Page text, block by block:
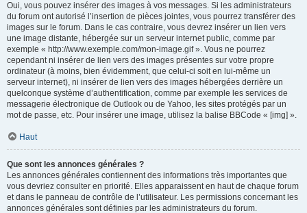
Oui, vous pouvez insérer des images à vos messages. Si les administrateurs
du forum ont autorisé l’insertion de pièces jointes, vous pourrez transférer des
images sur le forum. Dans le cas contraire, vous devrez insérer un lien vers
une image distante, hébergée sur un serveur internet public, comme par
exemple « http://www.exemple.com/mon-image.gif ». Vous ne pourrez
cependant ni insérer de lien vers des images présentes sur votre propre
ordinateur (à moins, bien évidemment, que celui-ci soit en lui-même un
serveur internet), ni insérer de lien vers des images hébergées derrière un
quelconque système d’authentification, comme par exemple les services de
messagerie électronique de Outlook ou de Yahoo, les sites protégés par un
mot de passe, etc. Pour insérer une image, utilisez la balise BBCode « [img] ».
Haut
Que sont les annonces générales ?
Les annonces générales contiennent des informations très importantes que
vous devriez consulter en priorité. Elles apparaissent en haut de chaque forum
et dans le panneau de contrôle de l’utilisateur. Les permissions concernant les
annonces générales sont définies par les administrateurs du forum.